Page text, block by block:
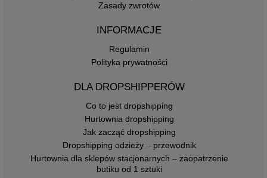
Zasady zwrotów
INFORMACJE
Regulamin
Polityka prywatności
DLA DROPSHIPPERÓW
Co to jest dropshipping
Hurtownia dropshipping
Jak zacząć dropshipping
Dropshipping odzieży – przewodnik
Hurtownia dla sklepów stacjonarnych – zaopatrzenie
butiku od 1 sztuki